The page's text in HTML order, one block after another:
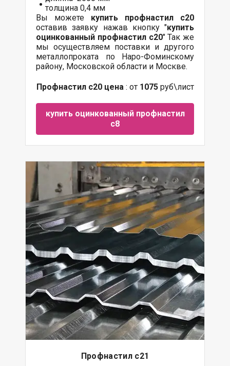
толщина 0,4 мм
Вы можете купить профнастил с20
оставив заявку нажав кнопку "купить
оцинкованный профнастил с20" Так же
мы осуществляем поставки и другого
металлопроката по Наро-Фоминскому
району, Московской области и Москве.
Профнастил с20 цена : от1075 руб\лист
купить оцинкованный профнастил
с8
Профнастил с21